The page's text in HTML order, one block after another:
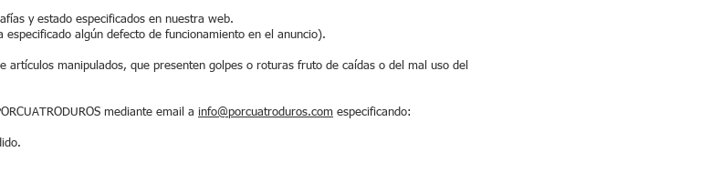
y estado especificados en nuestra web.
algún defecto de funcionamiento en el anuncio).
artículos manipulados, que presenten golpes o roturas fruto de caídas o del mal uso del
mediante email a info@porcuatroduros.com especificando: